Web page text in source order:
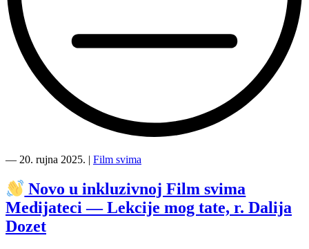
u
inkluzivnoj
Film
svima
Medijateci
― 20. rujna 2025. | Film svima
Novo u inkluzivnoj Film svima
Medijateci — Lekcije mog tate, r. Dalija
Dozet